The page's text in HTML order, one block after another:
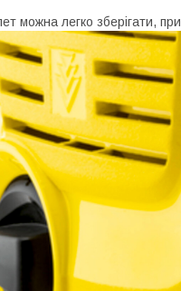
можна легко зберігати,